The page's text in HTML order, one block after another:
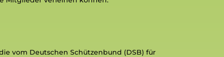
vom Deutschen Schützenbund (DSB) für